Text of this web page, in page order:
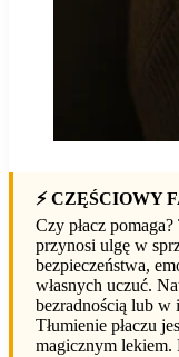
⚡ CZĘŚCIOWY
Czy płacz
przynosi ulgę w
bezpieczeństwa,
własnych uczuć.
bezradnością lub w
Tłumienie płaczu
magicznym lekiem.